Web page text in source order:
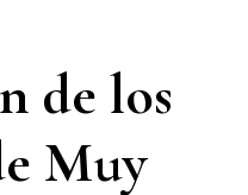
de los
Muy